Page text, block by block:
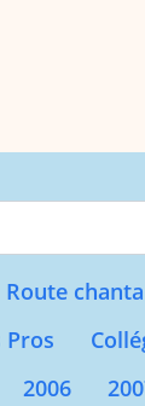
Route
Pros
2006